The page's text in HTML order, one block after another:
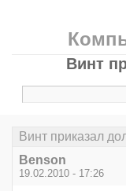
Винт
Винт приказал
Benson
19.02.2010 - 17:26